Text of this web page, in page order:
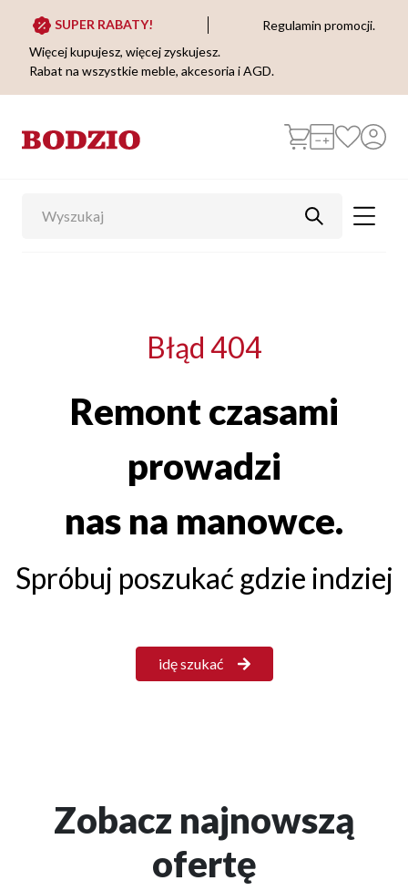
SUPER RABATY!
Regulamin promocji.
Więcej kupujesz, więcej zyskujesz.
Rabat na wszystkie meble, akcesoria i AGD.
Błąd 404
Remont czasami
prowadzi
nas na manowce.
Spróbuj poszukać gdzie indziej
idę szukać
Zobacz najnowszą
ofertę